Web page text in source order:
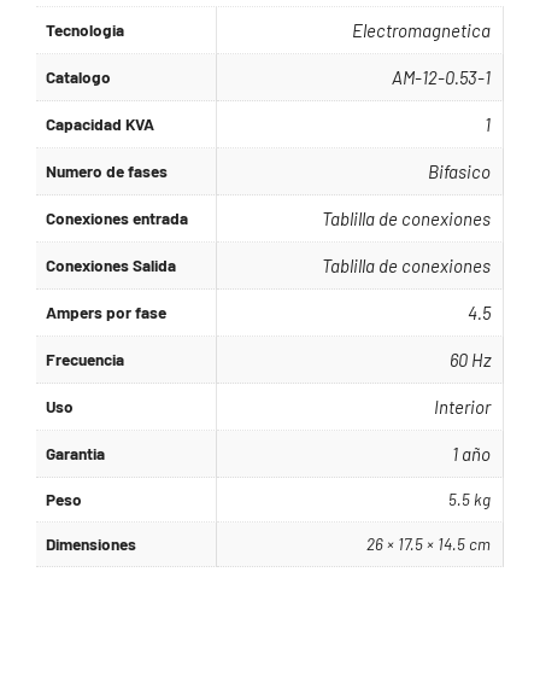
Tecnologia Electromagnetica
Catalogo AM-12-0.53-1
Capacidad KVA 1
Numero de fases Bifasico
Conexiones entrada Tablilla de conexiones
Conexiones Salida Tablilla de conexiones
Ampers por fase 4.5
Frecuencia 60 Hz
Uso Interior
Garantia 1 año
Peso 5.5 kg
Dimensiones 26 × 17.5 × 14.5 cm